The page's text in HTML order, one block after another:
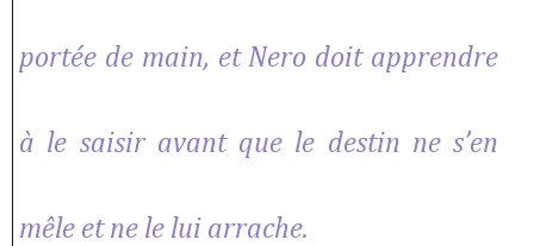
portée de main, et Nero doit apprendre
à le saisir avant que le destin ne s’en
mêle et ne le lui arrache.